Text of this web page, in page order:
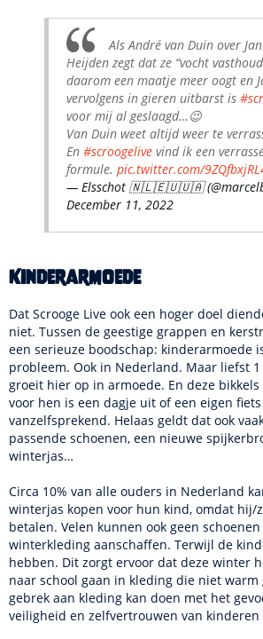
Als André van Duin over
Heijden zegt dat ze “vocht
daarom een maatje meer oogt en
vervolgens in gieren uitbarst is
voor mij al geslaagd…😉
Van Duin weet altijd weer te
En #scroogelive vind ik een
formule. pic.twitter.com/
— Elsschot 🇳🇱🇪🇺🇺🇦
December 11, 2022
Kinderarmoede
Dat Scrooge Live ook een hoger doel
niet. Tussen de geestige grappen en
een serieuze boodschap: kinderarmoede
probleem. Ook in Nederland. Maar liefst
groeit hier op in armoede. En deze
voor hen is een dagje uit of een eigen
vanzelfsprekend. Helaas geldt dat ook
passende schoenen, een nieuwe
winterjas…
Circa 10% van alle ouders in Nederland
winterjas kopen voor hun kind, omdat hij/
betalen. Velen kunnen ook geen
winterkleding aanschaffen. Terwijl de
hebben. Dit zorgt ervoor dat deze winter
naar school gaan in kleding die niet warm
gebrek aan kleding kan doen met het
veiligheid en zelfvertrouwen van kinderen